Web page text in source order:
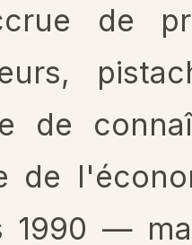
de
de
de
1990 —